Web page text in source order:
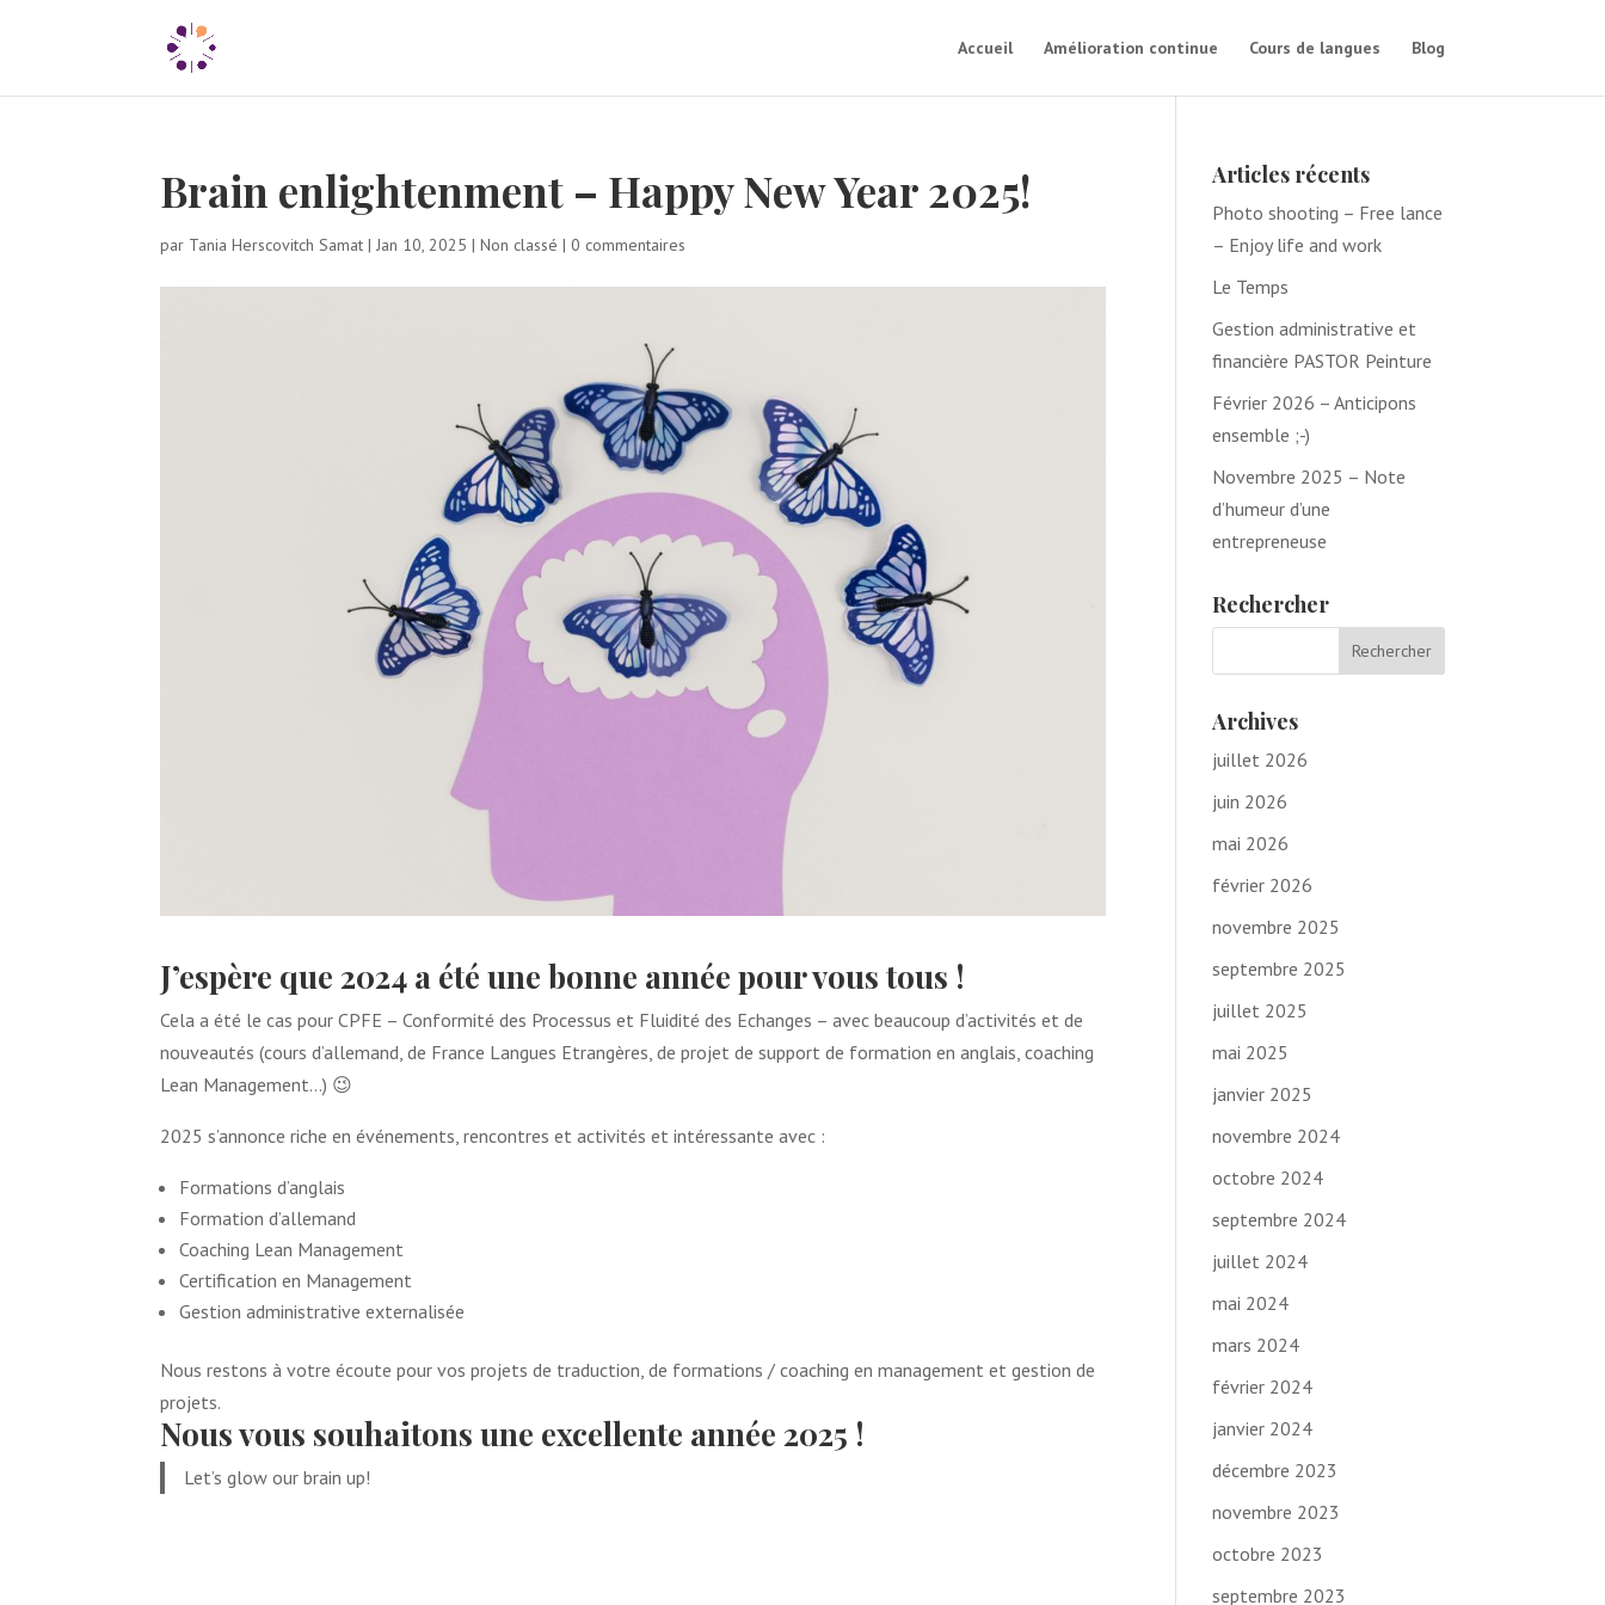
Accueil Amélioration continue Cours de langues Blog
Brain enlightenment – Happy New Year 2025!
par Tania Herscovitch Samat |Jan 10, 2025 |Non classé |0 commentaires
J’espère que 2024 a été une bonne année pour vous tous !
Cela a été le cas pour CPFE – Conformité des Processus et Fluidité des Echanges – avec beaucoup d’activités et de
nouveautés (cours d’allemand, de France Langues Etrangères, de projet de support de formation en anglais, coaching
Lean Management…) 😉
2025 s’annonce riche en événements, rencontres et activités et intéressante avec :
Formations d’anglais
Formation d’allemand
Coaching Lean Management
Certification en Management
Gestion administrative externalisée
Nous restons à votre écoute pour vos projets de traduction, de formations / coaching en management et gestion de
projets.
Nous vous souhaitons une excellente année 2025 !
Let’s glow our brain up!
Articles récents
Photo shooting – Free lance
– Enjoy life and work
Le Temps
Gestion administrative et
financière PASTOR Peinture
Février 2026 – Anticipons
ensemble ;-)
Novembre 2025 – Note
d’humeur d’une
entrepreneuse
Rechercher
Archives
juillet 2026
juin 2026
mai 2026
février 2026
novembre 2025
septembre 2025
juillet 2025
mai 2025
janvier 2025
novembre 2024
octobre 2024
septembre 2024
juillet 2024
mai 2024
mars 2024
février 2024
janvier 2024
décembre 2023
novembre 2023
octobre 2023
septembre 2023